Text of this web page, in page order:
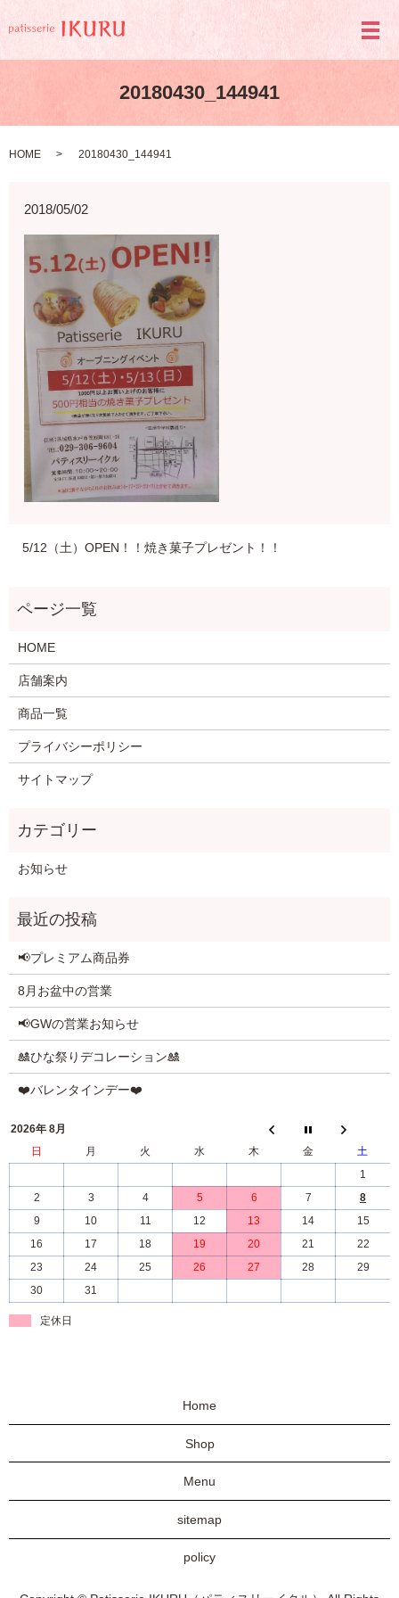
メ
20180430_144941
HOME 20180430_144941
2018/05/02
5/12（土）OPEN！！焼き菓子プレゼント！！
HOME
店舗案内
商品一覧
プライバシーポリシー
サイトマップ
お知らせ
📢プレミアム商品券
8月お盆中の営業
📢GWの営業お知らせ
🎎ひな祭りデコレーション🎎
❤️バレンタインデー❤️
2026年 8月
日
月 火 水 木 金
土
1
2
3 4 5 6 7
8
9
10 11 12 13 14
15
16
17 18 19 20 21
22
23
24 25 26 27 28
29
30
31
定休日
Home
Shop
Menu
sitemap
policy